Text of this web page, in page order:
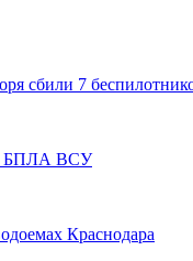
сбили 7
БПЛА ВСУ
Краснодара